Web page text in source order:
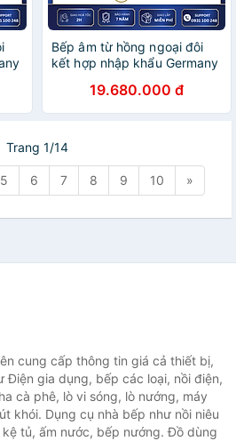
Bếp âm từ hồng ngoại đôi
kết hợp nhập khẩu Germany
Chính Hãng19.680.000 đ
Trang 1/14
5 6 7 8 9 10 »
cung cấp thông tin giá cả thiết bị,
Điện gia dụng, bếp các loại, nồi điện,
cà phê, lò vi sóng, lò nướng, máy
khói. Dụng cụ nhà bếp như nồi niêu
tủ, ấm nước, bếp nướng. Đồ dùng